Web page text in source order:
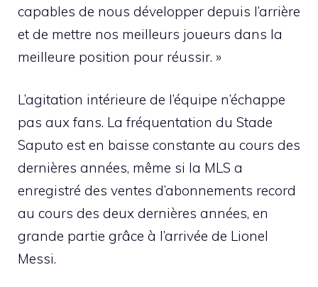
capables de nous développer depuis l’arrière
et de mettre nos meilleurs joueurs dans la
meilleure position pour réussir. »
L’agitation intérieure de l’équipe n’échappe
pas aux fans. La fréquentation du Stade
Saputo est en baisse constante au cours des
dernières années, même si la MLS a
enregistré des ventes d’abonnements record
au cours des deux dernières années, en
grande partie grâce à l’arrivée de Lionel
Messi.